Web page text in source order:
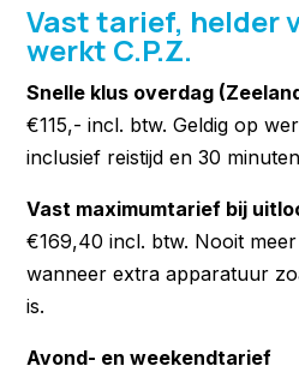
Vast tarief, helder
werkt C.P.Z.
Snelle klus overdag
€115,- incl. btw. Geldig op
inclusief reistijd en 30
Vast maximumtarief bij
€169,40 incl. btw. Nooit
wanneer extra apparatuur
is.
Avond- en weekendtarief